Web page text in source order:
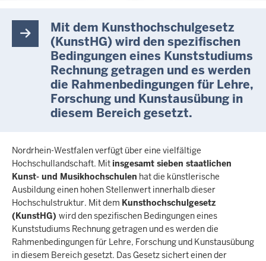
Mit dem Kunsthochschulgesetz
(KunstHG) wird den spezifischen
Bedingungen eines Kunststudiums
Rechnung getragen und es werden
die Rahmenbedingungen für Lehre,
Forschung und Kunstausübung in
diesem Bereich gesetzt.
Nordrhein-Westfalen verfügt über eine vielfältige
Hochschullandschaft. Mit insgesamt sieben staatlichen
Kunst- und Musikhochschulen hat die künstlerische
Ausbildung einen hohen Stellenwert innerhalb dieser
Hochschulstruktur. Mit dem Kunsthochschulgesetz
(KunstHG) wird den spezifischen Bedingungen eines
Kunststudiums Rechnung getragen und es werden die
Rahmenbedingungen für Lehre, Forschung und Kunstausübung
in diesem Bereich gesetzt. Das Gesetz sichert einen der